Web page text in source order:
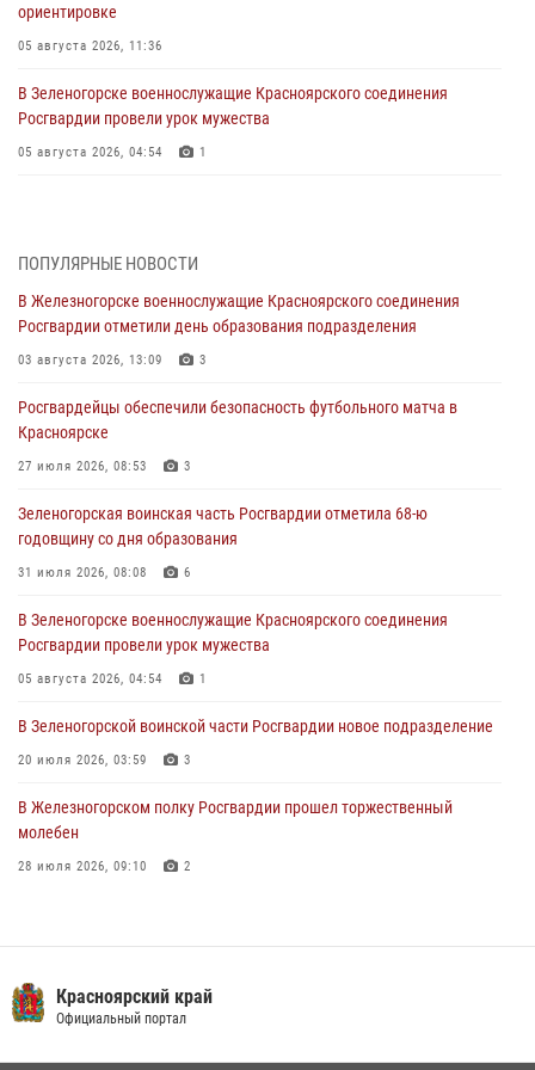
ориентировке
05 августа 2026, 11:36
В Зеленогорске военнослужащие Красноярского соединения
Росгвардии провели урок мужества
05 августа 2026, 04:54 1
05 августа 2026, 04:52 1
В Красноярске сотрудники вневедомственной охраны Росгвардии
задержали подозреваемого в серии краж из гипермаркета
04 августа 2026, 09:57
Сотрудники Росгвардии обеспечили общественный порядок во
время проведения экстремального заплыва в Дудинке
04 августа 2026, 08:36
В Красноярске сотрудники Росгвардии задержали подозреваемого
в серии краж из супермаркета
04 августа 2026, 06:50
Военнослужащие Красноярского соединения Росгвардии
познакомили отдыхающих детей с тонкостями РХБ защиты
03 августа 2026, 13:12 2
ПОПУЛЯРНЫЕ НОВОСТИ
В Железногорске военнослужащие Красноярского соединения
Росгвардии отметили день образования подразделения
03 августа 2026, 13:09 3
Росгвардейцы обеспечили безопасность футбольного матча в
Красноярске
27 июля 2026, 08:53 3
Зеленогорская воинская часть Росгвардии отметила 68-ю
годовщину со дня образования
31 июля 2026, 08:08 6
В Зеленогорске военнослужащие Красноярского соединения
Росгвардии провели урок мужества
05 августа 2026, 04:54 1
В Зеленогорской воинской части Росгвардии новое подразделение
20 июля 2026, 03:59 3
В Железногорском полку Росгвардии прошел торжественный
молебен
28 июля 2026, 09:10 2
10 июля 2026, 06:18 4
Военнослужащие Росгвардии железногорской воинской части
Росгвардии получили штатное вооружение
Красноярский край
Официальный портал